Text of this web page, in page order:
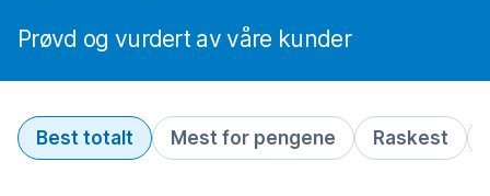
Prøvd og vurdert av våre kunder
Best totalt Mest for pengene Raskest